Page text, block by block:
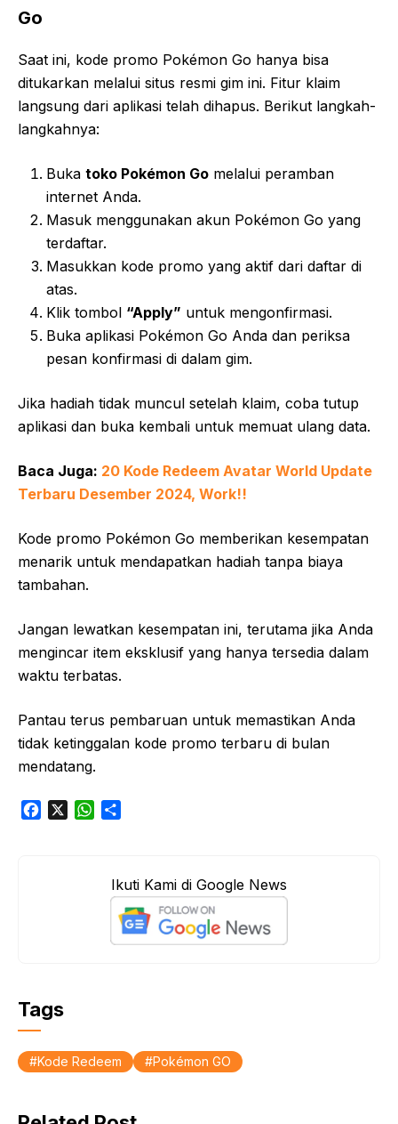
Go
Saat ini, kode promo Pokémon Go hanya bisa
ditukarkan melalui situs resmi gim ini. Fitur klaim
langsung dari aplikasi telah dihapus. Berikut langkah-
langkahnya:
Buka toko Pokémon Go melalui peramban
internet Anda.
Masuk menggunakan akun Pokémon Go yang
terdaftar.
Masukkan kode promo yang aktif dari daftar di
atas.
Klik tombol “Apply” untuk mengonfirmasi.
Buka aplikasi Pokémon Go Anda dan periksa
pesan konfirmasi di dalam gim.
Jika hadiah tidak muncul setelah klaim, coba tutup
aplikasi dan buka kembali untuk memuat ulang data.
Baca Juga: 20 Kode Redeem Avatar World Update
Terbaru Desember 2024, Work!!
Kode promo Pokémon Go memberikan kesempatan
menarik untuk mendapatkan hadiah tanpa biaya
tambahan.
Jangan lewatkan kesempatan ini, terutama jika Anda
mengincar item eksklusif yang hanya tersedia dalam
waktu terbatas.
Pantau terus pembaruan untuk memastikan Anda
tidak ketinggalan kode promo terbaru di bulan
mendatang.
W
e
Ikuti Kami di Google News
Tags
Kode Redeem Pokémon GO